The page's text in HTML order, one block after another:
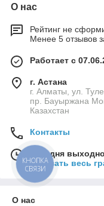
О нас
Рейтинг не
Менее 5 отзывов
Работает с
г. Астана
г. Алматы, ул.
пр. Бауыржана
Казахстан
Контакты
Сегодня
Показать весь
О нас
КНОПКА
СВЯЗИ